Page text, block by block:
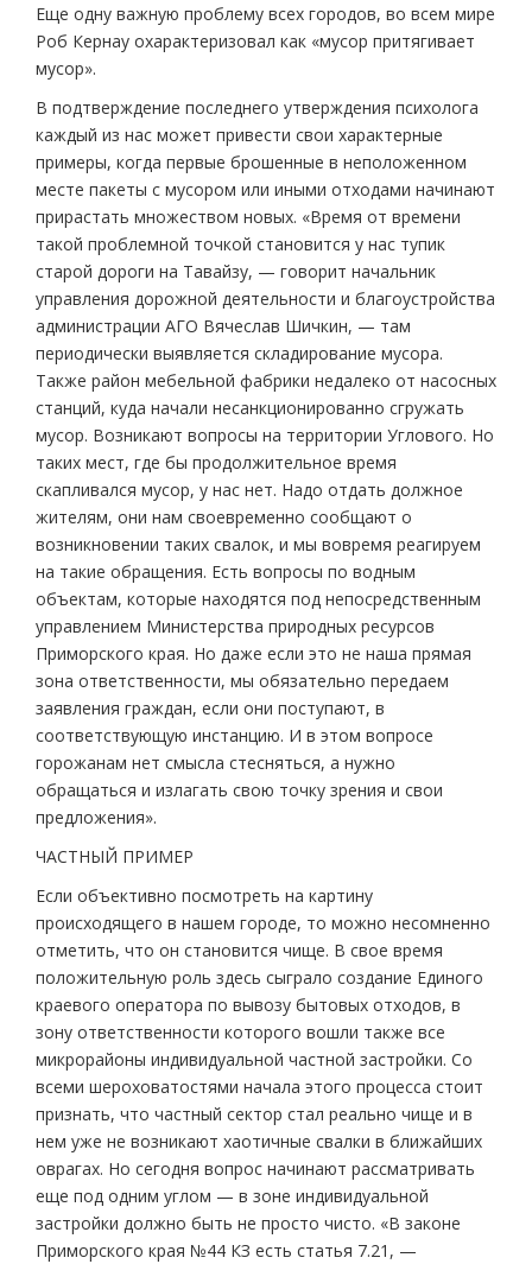
Еще одну важную проблему всех городов, во всем мире
Роб Кернау охарактеризовал как «мусор притягивает
мусор».
В подтверждение последнего утверждения психолога
каждый из нас может привести свои характерные
примеры, когда первые брошенные в неположенном
месте пакеты с мусором или иными отходами начинают
прирастать множеством новых. «Время от времени
такой проблемной точкой становится у нас тупик
старой дороги на Тавайзу, — говорит начальник
управления дорожной деятельности и благоустройства
администрации АГО Вячеслав Шичкин, — там
периодически выявляется складирование мусора.
Также район мебельной фабрики недалеко от насосных
станций, куда начали несанкционированно сгружать
мусор. Возникают вопросы на территории Углового. Но
таких мест, где бы продолжительное время
скапливался мусор, у нас нет. Надо отдать должное
жителям, они нам своевременно сообщают о
возникновении таких свалок, и мы вовремя реагируем
на такие обращения. Есть вопросы по водным
объектам, которые находятся под непосредственным
управлением Министерства природных ресурсов
Приморского края. Но даже если это не наша прямая
зона ответственности, мы обязательно передаем
заявления граждан, если они поступают, в
соответствующую инстанцию. И в этом вопросе
горожанам нет смысла стесняться, а нужно
обращаться и излагать свою точку зрения и свои
предложения».
ЧАСТНЫЙ ПРИМЕР
Если объективно посмотреть на картину
происходящего в нашем городе, то можно несомненно
отметить, что он становится чище. В свое время
положительную роль здесь сыграло создание Единого
краевого оператора по вывозу бытовых отходов, в
зону ответственности которого вошли также все
микрорайоны индивидуальной частной застройки. Со
всеми шероховатостями начала этого процесса стоит
признать, что частный сектор стал реально чище и в
нем уже не возникают хаотичные свалки в ближайших
оврагах. Но сегодня вопрос начинают рассматривать
еще под одним углом — в зоне индивидуальной
застройки должно быть не просто чисто. «В законе
Приморского края №44 КЗ есть статья 7.21, —